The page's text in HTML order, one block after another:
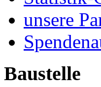
unsere
Baustelle